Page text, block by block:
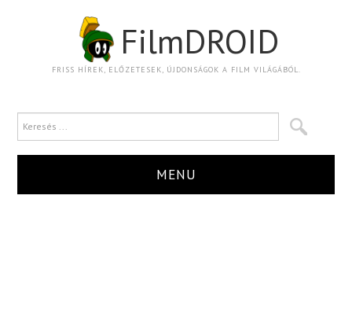
FilmDROID
FRISS HÍREK, ELŐZETESEK, ÚJDONSÁGOK A FILM VILÁGÁBÓL.
MENU